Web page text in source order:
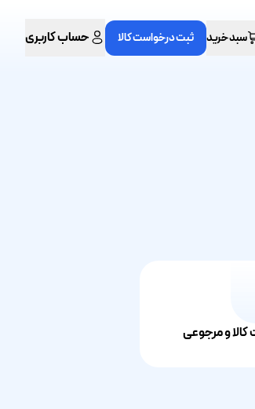
سبد خرید ثبت درخواست کالا حساب کاربری
و مرجوعی